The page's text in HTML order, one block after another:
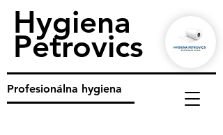
Profesionálna hygiena
Hygiena
Petrovics